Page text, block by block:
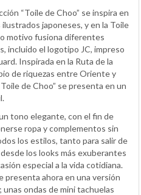
“Toile de Choo” se inspira en
japoneses, y en la Toile
motivo fusiona diferentes
incluido el logotipo JC, impreso
Inspirada en la Ruta de la
de riquezas entre Oriente y
de Choo” se presenta en un
tono elegante, con el fin de
ropa y complementos sin
los estilos, tanto para salir de
los looks más exuberantes
especial a la vida cotidiana.
presenta ahora en una versión
ondas de mini tachuelas